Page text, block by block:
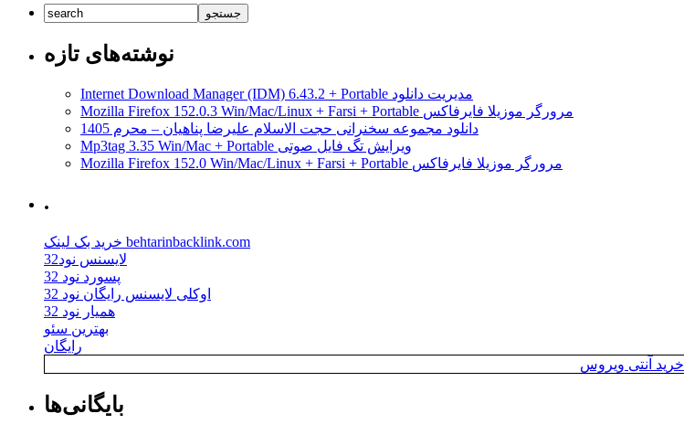
Incipio
برای
اس۷
و
اس۷
اج
آشنا
نوشته‌های تازه
Internet Download Manager (IDM) 6.43.2 + Portable مدیریت دانلود
Mozilla Firefox 152.0.3 Win/Mac/Linux + Farsi + Portable مرورگر موزیلا فایرفاکس
دانلود مجموعه سخنرانی حجت الاسلام علیرضا پناهیان – محرم 1405
Mp3tag 3.35 Win/Mac + Portable ویرایش تگ فایل صوتی
Mozilla Firefox 152.0 Win/Mac/Linux + Farsi + Portable مرورگر موزیلا فایرفاکس
.
خرید بک لینک behtarinbacklink.com
لایسنس نود32
پسورد نود 32
اوکلی لایسنس رایگان نود 32
همیار نود 32
بهترین سئو
رایگان
خرید آنتی ویروس
بایگانی‌ها